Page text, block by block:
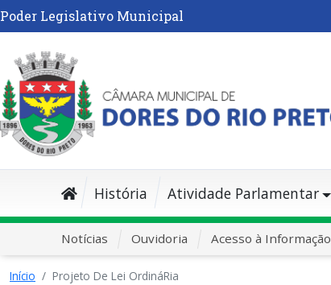
Poder Legislativo Municipal
História Atividade Parlamentar
Notícias Ouvidoria Acesso à Informação
Início Projeto De Lei OrdináRia